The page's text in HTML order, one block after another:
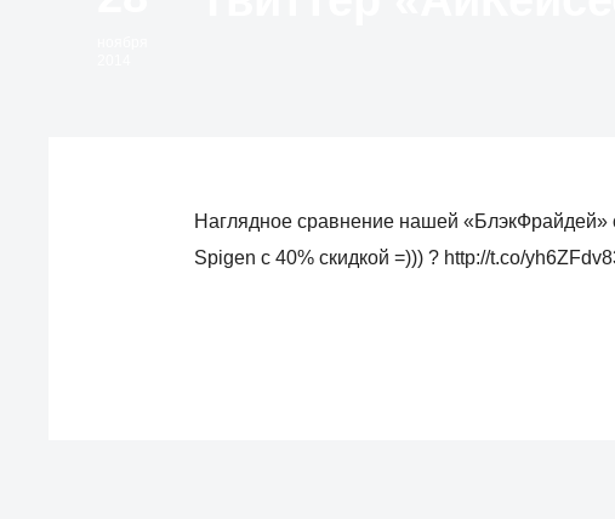
Наглядное сравнение нашей «БлэкФрайдей»
Spigen с 40% скидкой =))) ? http://t.co/